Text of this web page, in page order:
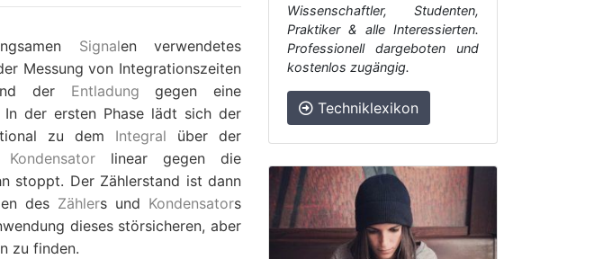
Signalen verwendetes
Messung von Integrationszeiten
der Entladung gegen eine
der ersten Phase lädt sich der
zu dem Integral über der
Kondensatorlinear gegen die
stoppt. Der Zählerstand ist dann
des Zählers und Kondensators
dieses störsicheren, aber
n zu finden.
Wissenschaftler, Studenten,
Praktiker & alle Interessierten.
Professionell dargeboten und
kostenlos zugängig.
Techniklexikon